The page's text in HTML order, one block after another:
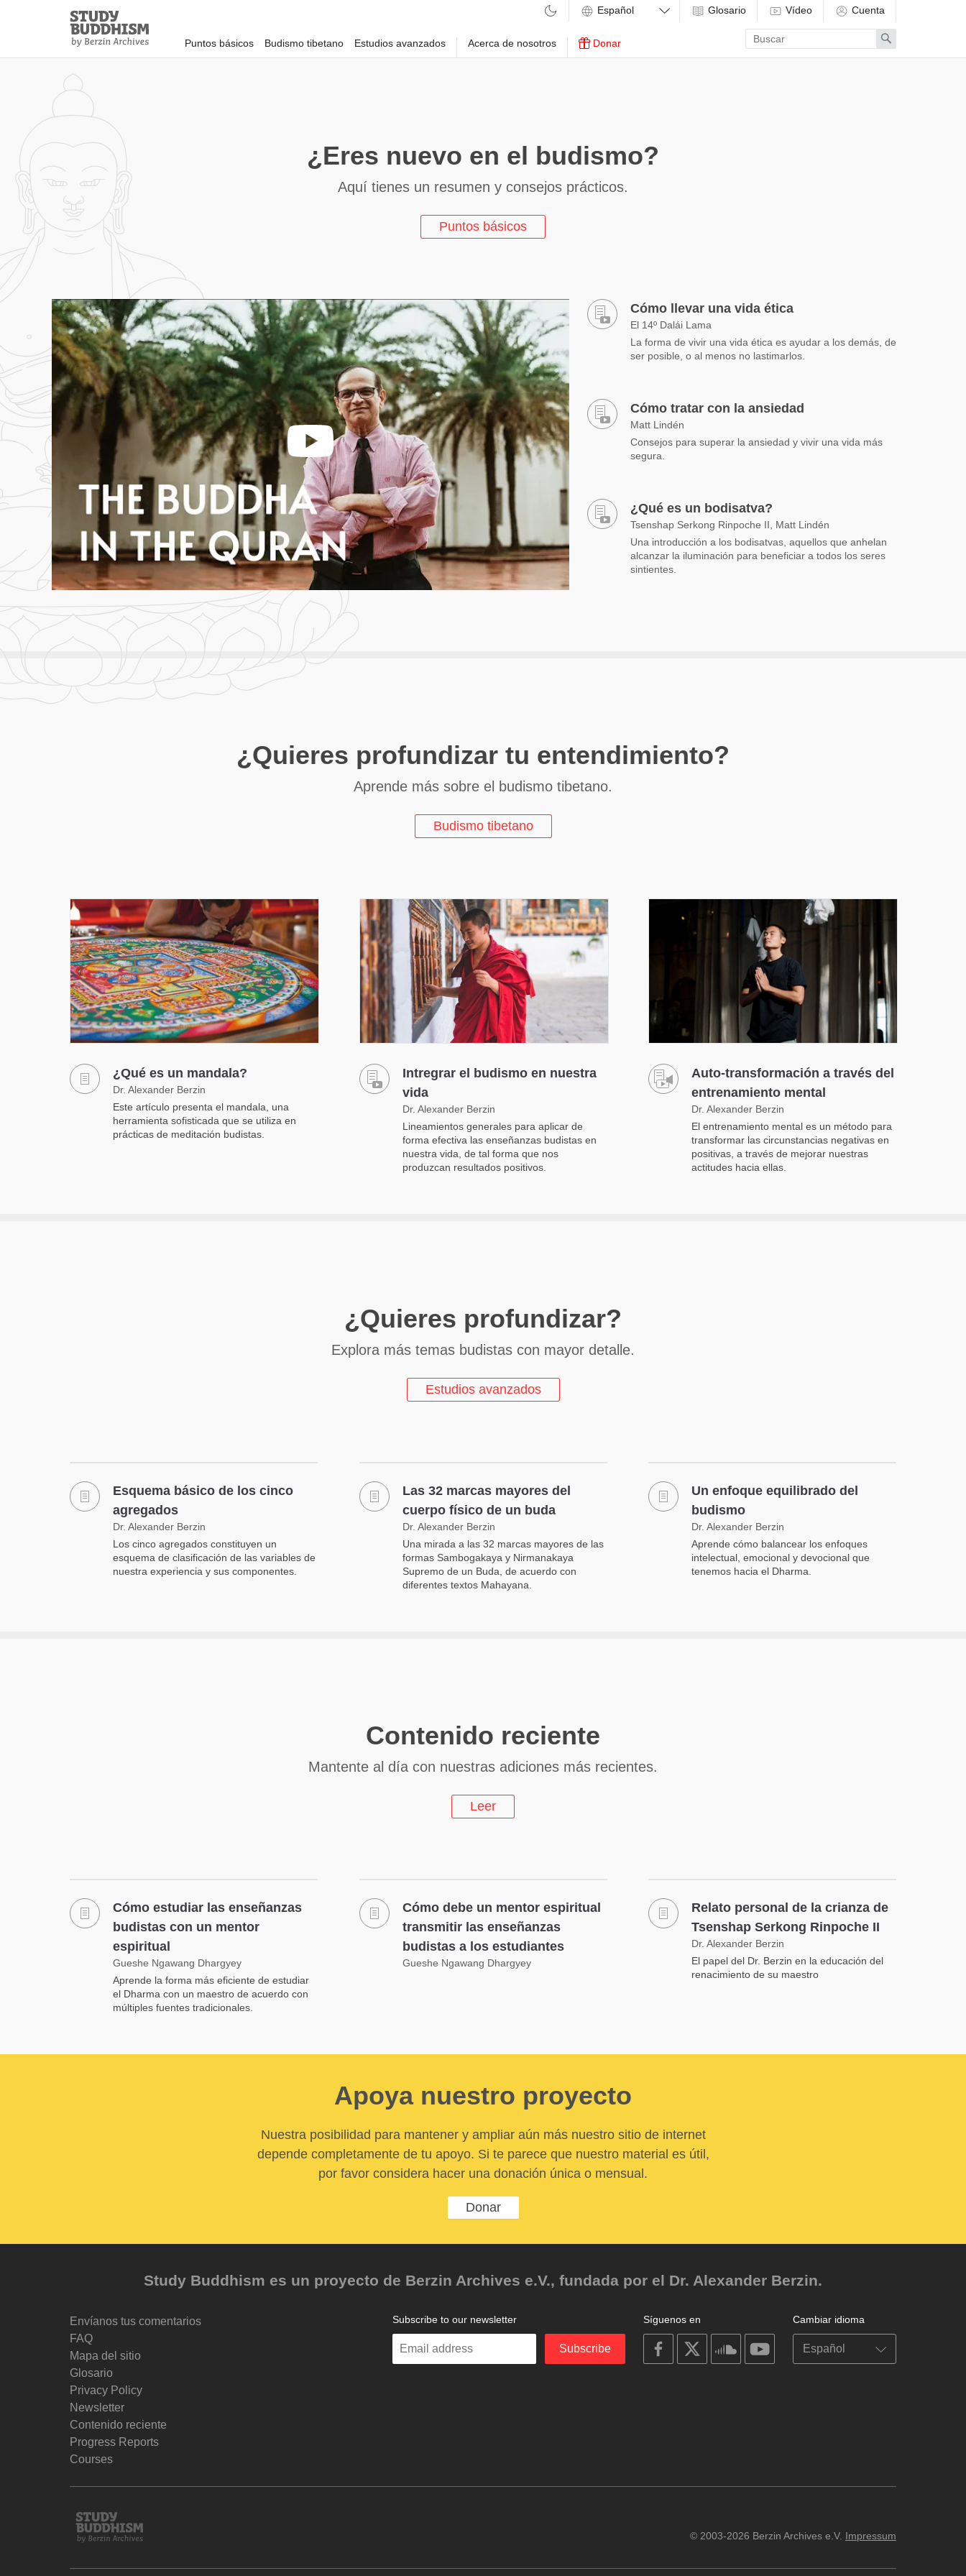
Study
Buddhism
Home
Puntos básicos Budismo tibetano Estudios avanzados Acerca de nosotros Donar
Glosario Vídeo Cuenta
Enter
search
term
Search
¿Eres nuevo en el budismo?
Aquí tienes un resumen y consejos prácticos.
Puntos básicos
Cómo llevar una vida ética
El 14º Dalái Lama
La forma de vivir una vida ética es ayudar a los demás, de
ser posible, o al menos no lastimarlos.
Cómo tratar con la ansiedad
Matt Lindén
Consejos para superar la ansiedad y vivir una vida más
segura.
¿Qué es un bodisatva?
Tsenshap Serkong Rinpoche II, Matt Lindén
Una introducción a los bodisatvas, aquellos que anhelan
alcanzar la iluminación para beneficiar a todos los seres
sintientes.
¿Quieres profundizar tu entendimiento?
Aprende más sobre el budismo tibetano.
Budismo tibetano
¿Qué es un mandala?
Dr. Alexander Berzin
Este artículo presenta el mandala, una
herramienta sofisticada que se utiliza en
prácticas de meditación budistas.
Intregrar el budismo en nuestra
vida
Dr. Alexander Berzin
Lineamientos generales para aplicar de
forma efectiva las enseñanzas budistas en
nuestra vida, de tal forma que nos
produzcan resultados positivos.
Auto-transformación a través del
entrenamiento mental
Dr. Alexander Berzin
El entrenamiento mental es un método para
transformar las circunstancias negativas en
positivas, a través de mejorar nuestras
actitudes hacia ellas.
¿Quieres profundizar?
Explora más temas budistas con mayor detalle.
Estudios avanzados
Esquema básico de los cinco
agregados
Dr. Alexander Berzin
Los cinco agregados constituyen un
esquema de clasificación de las variables de
nuestra experiencia y sus componentes.
Las 32 marcas mayores del
cuerpo físico de un buda
Dr. Alexander Berzin
Una mirada a las 32 marcas mayores de las
formas Sambogakaya y Nirmanakaya
Supremo de un Buda, de acuerdo con
diferentes textos Mahayana.
Un enfoque equilibrado del
budismo
Dr. Alexander Berzin
Aprende cómo balancear los enfoques
intelectual, emocional y devocional que
tenemos hacia el Dharma.
Contenido reciente
Mantente al día con nuestras adiciones más recientes.
Leer
Cómo estudiar las enseñanzas
budistas con un mentor
espiritual
Gueshe Ngawang Dhargyey
Aprende la forma más eficiente de estudiar
el Dharma con un maestro de acuerdo con
múltiples fuentes tradicionales.
Cómo debe un mentor espiritual
transmitir las enseñanzas
budistas a los estudiantes
Gueshe Ngawang Dhargyey
Relato personal de la crianza de
Tsenshap Serkong Rinpoche II
Dr. Alexander Berzin
El papel del Dr. Berzin en la educación del
renacimiento de su maestro
Apoya nuestro proyecto
Nuestra posibilidad para mantener y ampliar aún más nuestro sitio de internet
depende completamente de tu apoyo. Si te parece que nuestro material es útil,
por favor considera hacer una donación única o mensual.
Donar
Study Buddhism es un proyecto de Berzin Archives e.V., fundada por el Dr. Alexander Berzin.
Envíanos tus comentarios
FAQ
Mapa del sitio
Glosario
Privacy Policy
Newsletter
Contenido reciente
Progress Reports
Courses
Cambiar idioma
Síguenos en
on
facebook
soundcloudyoutube
Subscribe to our newsletter
Enter
Subscribe
Study
Buddhism
© 2003-2026 Berzin Archives e.V. Impressum